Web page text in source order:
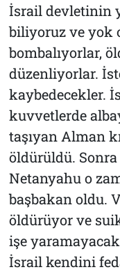
İsrail devletinin
biliyoruz ve yok
bombalıyorlar,
düzenliyorlar.
kaybedecekler.
kuvvetlerde
taşıyan Alman
öldürüldü.
Netanyahu o
başbakan oldu.
öldürüyor ve
işe
İsrail kendini